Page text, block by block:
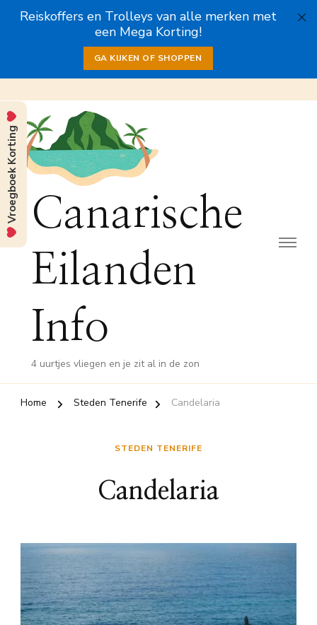
Reiskoffers en Trolleys van alle merken met
een Mega Korting!
GA KIJKEN OF SHOPPEN
Canarische
Eilanden
Info
4 uurtjes vliegen en je zit al in de zon
Home Steden Tenerife Candelaria
STEDEN TENERIFE
Candelaria
Vroegboek Korting